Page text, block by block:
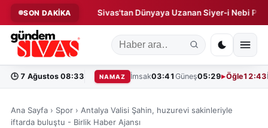
SON DAKİKA
◆ Sivas'tan Dünyaya Uzanan Siyer-i Nebi Projesi!
🕒 7 Ağustos 08:33 NAMAZ İmsak03:41 Güneş05:29 Öğle12:43
Ana Sayfa › Spor › Antalya Valisi Şahin, huzurevi sakinleriyle
iftarda buluştu - Birlik Haber Ajansı